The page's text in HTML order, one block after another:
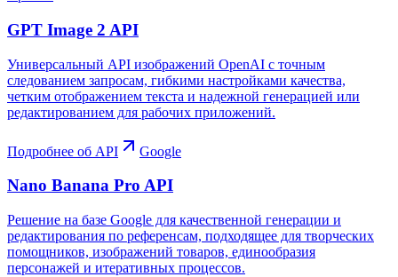
GPT Image 2 API
Универсальный API изображений OpenAI с точным
следованием запросам, гибкими настройками качества,
четким отображением текста и надежной генерацией или
редактированием для рабочих приложений.
Подробнее об API Google
Nano Banana Pro API
Решение на базе Google для качественной генерации и
редактирования по референсам, подходящее для творческих
помощников, изображений товаров, единообразия
персонажей и итеративных процессов.